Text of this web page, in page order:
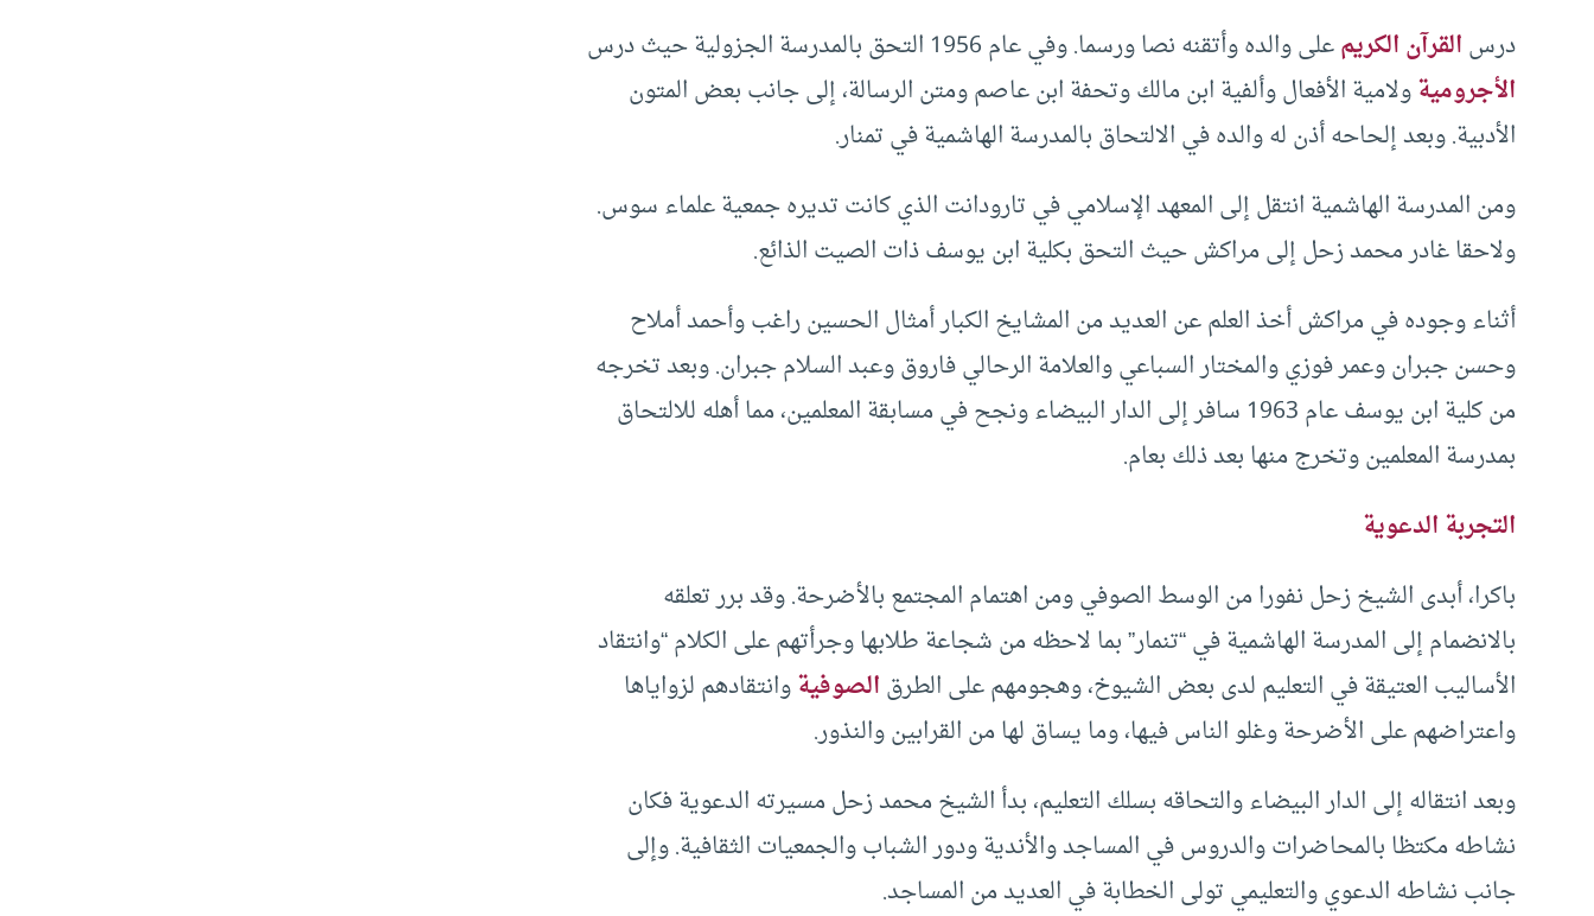
درسالقرآن الكريمعلى والده وأتقنه نصا ورسما. وفي عام 1956 التحق بالمدرسة الجزولية حيث درس
الأجروميةولامية الأفعال وألفية ابن مالك وتحفة ابن عاصم ومتن الرسالة، إلى جانب بعض المتون
الأدبية. وبعد إلحاحه أذن له والده في الالتحاق بالمدرسة الهاشمية في تمنار.
ومن المدرسة الهاشمية انتقل إلى المعهد الإسلامي في تارودانت الذي كانت تديره جمعية علماء سوس.
ولاحقا غادر محمد زحل إلى مراكش حيث التحق بكلية ابن يوسف ذات الصيت الذائع.
أثناء وجوده في مراكش أخذ العلم عن العديد من المشايخ الكبار أمثال الحسين راغب وأحمد أملاح
وحسن جبران وعمر فوزي والمختار السباعي والعلامة الرحالي فاروق وعبد السلام جبران. وبعد تخرجه
من كلية ابن يوسف عام 1963 سافر إلى الدار البيضاء ونجح في مسابقة المعلمين، مما أهله للالتحاق
بمدرسة المعلمين وتخرج منها بعد ذلك بعام.
التجربة الدعوية
باكرا، أبدى الشيخ زحل نفورا من الوسط الصوفي ومن اهتمام المجتمع بالأضرحة. وقد برر تعلقه
بالانضمام إلى المدرسة الهاشمية في “تنمار” بما لاحظه من شجاعة طلابها وجرأتهم على الكلام “وانتقاد
الأساليب العتيقة في التعليم لدى بعض الشيوخ، وهجومهم على الطرقالصوفيةوانتقادهم لزواياها
واعتراضهم على الأضرحة وغلو الناس فيها، وما يساق لها من القرابين والنذور.
وبعد انتقاله إلى الدار البيضاء والتحاقه بسلك التعليم، بدأ الشيخ محمد زحل مسيرته الدعوية فكان
نشاطه مكتظا بالمحاضرات والدروس في المساجد والأندية ودور الشباب والجمعيات الثقافية. وإلى
جانب نشاطه الدعوي والتعليمي تولى الخطابة في العديد من المساجد.